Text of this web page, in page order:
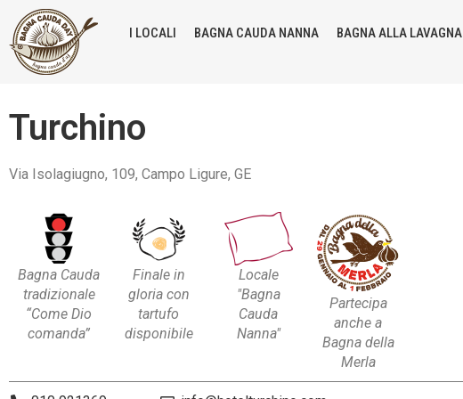
I LOCALI BAGNA CAUDA NANNA BAGNA ALLA LAVAGNA
Turchino
Via Isolagiugno, 109, Campo Ligure, GE
Bagna Cauda
tradizionale
“Come Dio
comanda”
Finale in
gloria con
tartufo
disponibile
Locale
"Bagna
Cauda
Nanna"
Partecipa
anche a
Bagna della
Merla